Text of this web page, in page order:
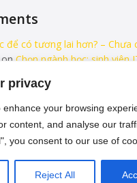
privacy
enhance your browsing
content, and analyse our
you consent to our use of
Reject All
để có tương lai hơn? – Chưa
Chọn ngành học: sinh viên
thiếu các kĩ năng của
Bonus: